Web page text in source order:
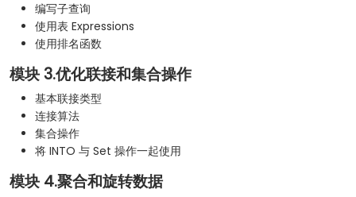
编写子查询
使用表 Expressions
使用排名函数
模块 3.优化联接和集合操作
基本联接类型
连接算法
集合操作
将 INTO 与 Set 操作一起使用
模块 4.聚合和旋转数据